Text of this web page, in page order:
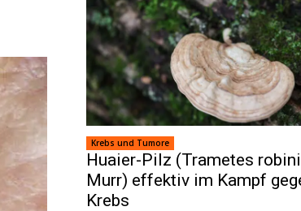
Krebs und Tumore
Huaier-Pilz (Trametes
Murr) effektiv im Kampf
Krebs